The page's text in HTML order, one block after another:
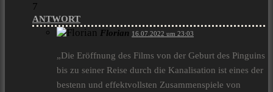
7
ANTWORT
Florian 16.07.2022 um 23:03
„Die Eröffnung des Films von der Geburt des Pinguins
bis zu seiner Reise durch die Kanalisation ist eines der
bestenn und effektvollsten Zusammenspiele von